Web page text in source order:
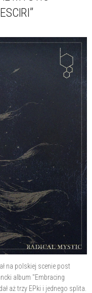
na polskiej scenie post
album "Embracing
aż trzy EPki i jednego splita.